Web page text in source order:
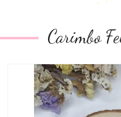
Carimbo